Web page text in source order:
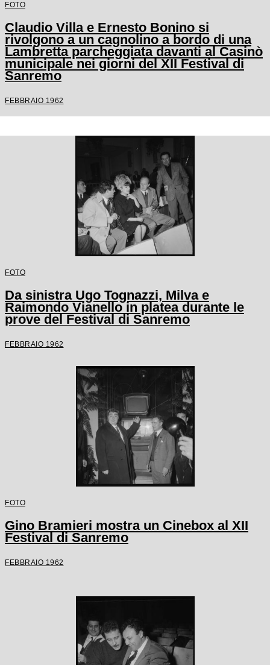
FOTO
Claudio Villa e Ernesto Bonino si
rivolgono a un cagnolino a bordo di una
Lambretta parcheggiata davanti al Casinò
municipale nei giorni del XII Festival di
Sanremo
FEBBRAIO 1962
FOTO
Da sinistra Ugo Tognazzi, Milva e
Raimondo Vianello in platea durante le
prove del Festival di Sanremo
FEBBRAIO 1962
FOTO
Gino Bramieri mostra un Cinebox al XII
Festival di Sanremo
FEBBRAIO 1962